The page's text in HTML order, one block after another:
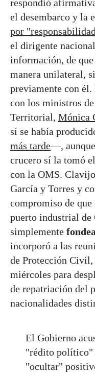
respondió
el desembarco y la
por
el dirigente
información, de
manera unilateral,
previamente con
con los ministros
Territorial, Mónica
sí se había
más tarde—,
crucero sí la tomó
con la OMS.
García y Torres y
compromiso de
puerto industrial de
simplemente
incorporó a las
de Protección
miércoles para
de repatriación del
nacionalidades
El Gobierno
"rédito político"
"ocultar"